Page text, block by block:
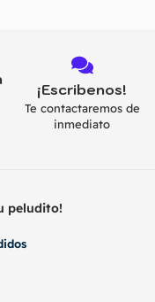
¡Escribenos!
Te contactaremos de
inmediato
peludito!